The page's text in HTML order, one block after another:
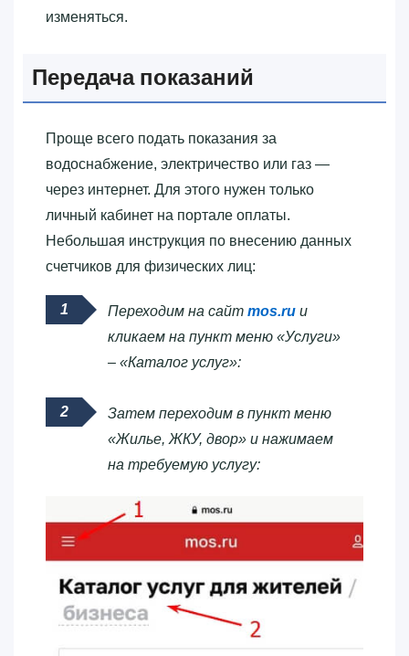
изменяться.
Передача показаний
Проще всего подать показания за
водоснабжение, электричество или газ —
через интернет. Для этого нужен только
личный кабинет на портале оплаты.
Небольшая инструкция по внесению данных
счетчиков для физических лиц:
Переходим на сайт mos.ru и
кликаем на пункт меню «Услуги»
– «Каталог услуг»:
Затем переходим в пункт меню
«Жилье, ЖКУ, двор» и нажимаем
на требуемую услугу: